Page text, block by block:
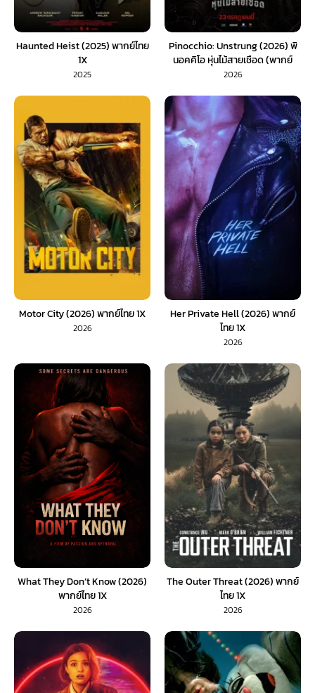
Haunted Heist (2025) พากย์ไทย
1X
2025
Pinocchio: Unstrung (2026) พิ
นอคคิโอ หุ่นไม้สายเชือด (พากย์
ไทย) 1X
2026
Motor City (2026) พากย์ไทย 1X
2026
Her Private Hell (2026) พากย์
ไทย 1X
2026
What They Don’t Know (2026)
พากย์ไทย 1X
2026
The Outer Threat (2026) พากย์
ไทย 1X
2026